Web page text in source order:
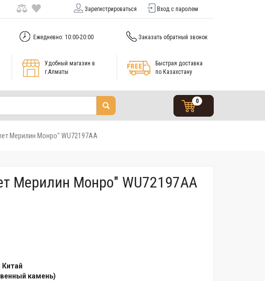
Зарегистрироваться Вход с паролем
Ежедневно: 10:00-20:00 Заказать обратный звонок
Удобный магазин в
г.Алматы
Быстрая доставка
по Казахстану
0
Мерилин Монро" WU72197AA
Мерилин Монро" WU72197AA
Китай
камень)